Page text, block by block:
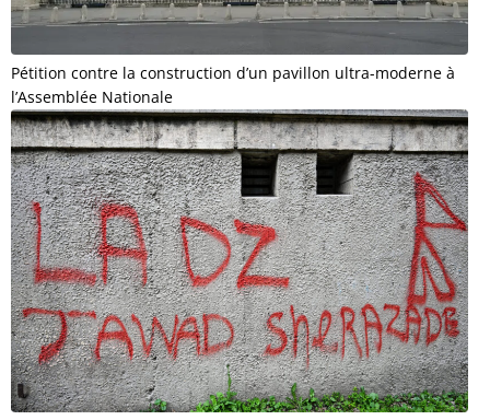
Pétition contre la construction d’un pavillon ultra-moderne à
l’Assemblée Nationale